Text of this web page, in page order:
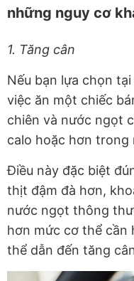
những nguy cơ
1. Tăng cân
Nếu bạn lựa chọn
việc ăn một chiếc
chiên và nước ngọt
calo hoặc hơn trong
Điều này đặc biệt
thịt đậm đà hơn,
nước ngọt thông
hơn mức cơ thể cần
thể dẫn đến tăng